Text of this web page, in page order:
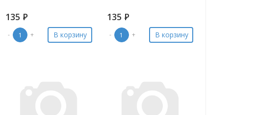
135 Р
- + В корзину
135 Р
- + В корзину